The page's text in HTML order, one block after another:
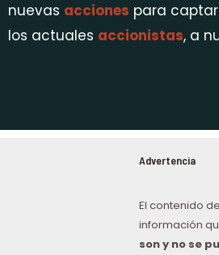
nuevas acciones para
los actuales accionistas, a
Advertencia
El contenido
información
son y no se